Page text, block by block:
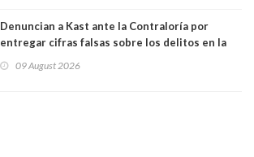
Denuncian a Kast ante la Contraloría por
entregar cifras falsas sobre los delitos en la
09 August 2026